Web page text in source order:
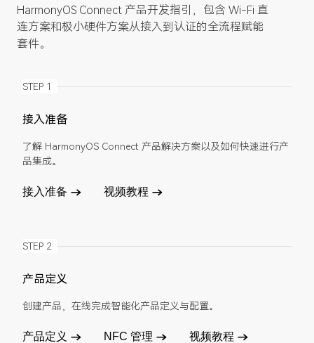
HarmonyOS Connect 产品开发指引，包含 Wi-Fi 直
连方案和极小硬件方案从接入到认证的全流程赋能
套件。
STEP 1
接入准备
了解 HarmonyOS Connect 产品解决方案以及如何快速进行产
品集成。
接入准备 视频教程
STEP 2
产品定义
创建产品，在线完成智能化产品定义与配置。
产品定义 NFC 管理 视频教程